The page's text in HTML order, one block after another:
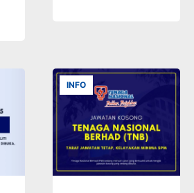
INFO